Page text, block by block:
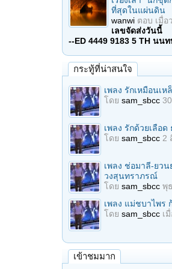
ที่สุดในแผ่นดิน
wanwi ตอบ เมื่อ
เลขจัดส่งวันนี้
--ED 4449 9183 5 TH นน
กระทู้ที่น่าสนใจ
เพลง รักเหมือนเ
โดย sam_sbcc
เพลง รักด้วยเลือ
โดย sam_sbcc 2
เพลง ช่อมาลี-ยว
วงสุนทราภรณ์
โดย sam_sbcc พุ
เพลง แม่ชบาไพร
โดย sam_sbcc เ
เข้าชมมาก